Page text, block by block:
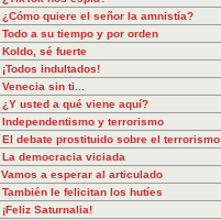
¿Cómo quiere el señor la amnistía?
Todo a su tiempo y por orden
Koldo, sé fuerte
¡Todos indultados!
Venecia sin ti...
¿Y usted a qué viene aquí?
Independentismo y terrorismo
El debate prostituido sobre el terrorismo
La democracia viciada
Vamos a esperar al articulado
También le felicitan los hutíes
¡Feliz Saturnalia!